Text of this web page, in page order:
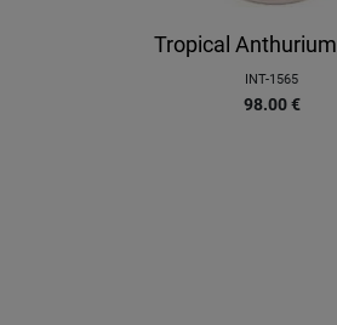
Tropical
INT-1565
98.00 €